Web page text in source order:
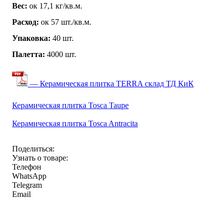
Вес: ок 17,1 кг/кв.м.
Расход: ок 57 шт./кв.м.
Упаковка: 40 шт.
Палетта: 4000 шт.
— Керамическая плитка TERRA склад ТД КиК
Керамическая плитка Tosca Taupe
Керамическая плитка Tosca Antracita
Поделиться:
Узнать о товаре:
Телефон
WhatsApp
Telegram
Email